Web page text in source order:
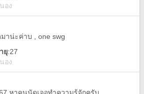
อง
าน่ะค่าบ , one swg
ยุ:27
อง